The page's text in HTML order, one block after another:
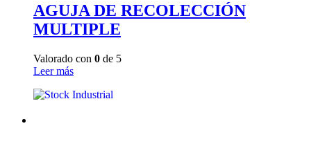
AGUJA DE RECOLECCIÓN
MULTIPLE
Valorado con 0 de 5
Leer más